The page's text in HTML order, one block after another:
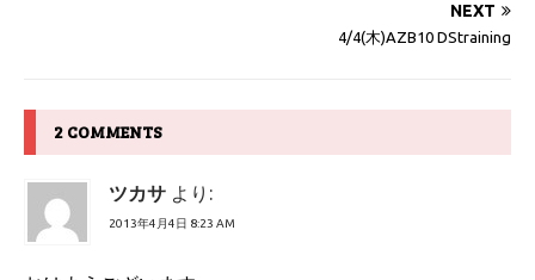
NEXT
4/4(木)AZB10 DStraining
2 COMMENTS
ツカサ より:
2013年4月4日 8:23 AM